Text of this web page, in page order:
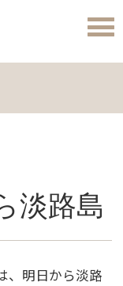
淡路島
、明日から淡路